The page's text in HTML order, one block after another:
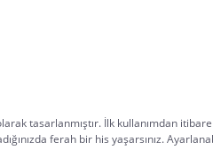
tasarlanmıştır. İlk kullanımdan
ferah bir his yaşarsınız.